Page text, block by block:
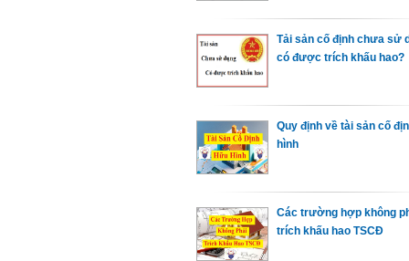
Tải sản cố định chưa sử
có được trích khấu hao?
Quy định về tài sản cố
hình
Các trường hợp không
trích khấu hao TSCĐ